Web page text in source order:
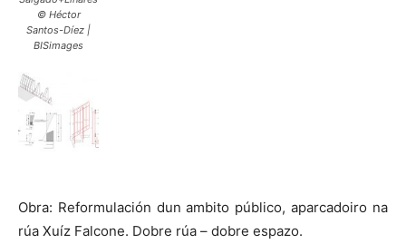
© Héctor
Santos-Díez |
BISimages
Obra: Reformulación dun ambito público, aparcadoiro na
rúa Xuíz Falcone. Dobre rúa – dobre espazo.